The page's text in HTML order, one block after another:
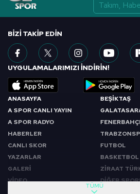
ANASAYFA
A SPOR CANLI YAYIN
A SPOR RADYO
HABERLER
CANLI SKOR
YAZARLAR
GALERİ
VİDEO
BEŞİKTAŞ
FUTBOL
BASKETBOL
ZİRAAT
DİĞER
TÜMÜ
BIZI TAKIP EDIN
UYGULAMALARIMIZI İNDİRİN!